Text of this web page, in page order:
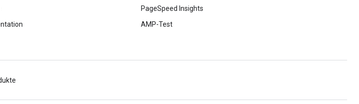
PageSpeed Insights
AMP-Test